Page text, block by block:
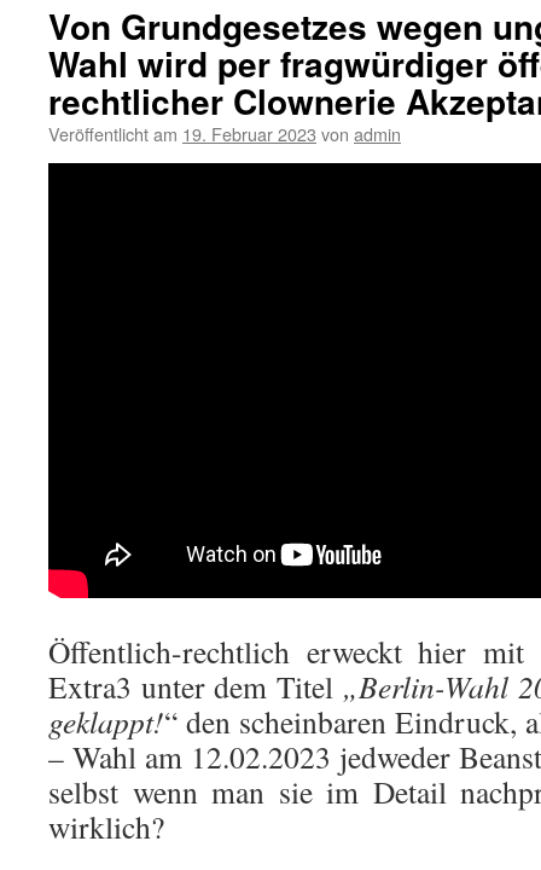
Von Grundgesetzes wegen
Wahl wird per fragwürdiger
rechtlicher Clownerie
Veröffentlicht am 19. Februar 2023 von admin
Öffentlich-rechtlich erweckt hier mit
Extra3 unter dem Titel „Berlin-Wahl
geklappt!“ den scheinbaren Eindruck,
– Wahl am 12.02.2023 jedweder
selbst wenn man sie im Detail
wirklich?